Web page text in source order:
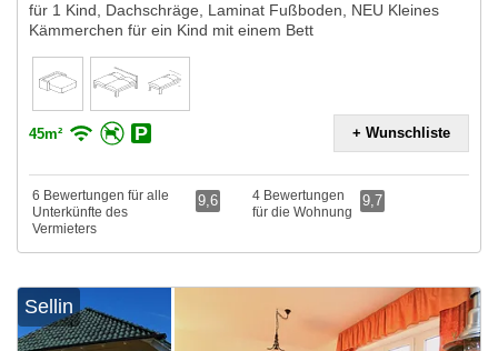
für 1 Kind, Dachschräge, Laminat Fußboden, NEU Kleines
Kämmerchen für ein Kind mit einem Bett
45m² + Wunschliste
6 Bewertungen für alle
Unterkünfte des
Vermieters
9,6
4 Bewertungen
für die Wohnung
9,7
Sellin